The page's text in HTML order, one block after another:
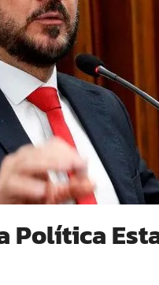
Política